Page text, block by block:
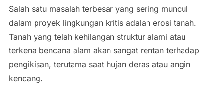
Salah satu masalah terbesar yang sering muncul
dalam proyek lingkungan kritis adalah erosi tanah.
Tanah yang telah kehilangan struktur alami atau
terkena bencana alam akan sangat rentan terhadap
pengikisan, terutama saat hujan deras atau angin
kencang.